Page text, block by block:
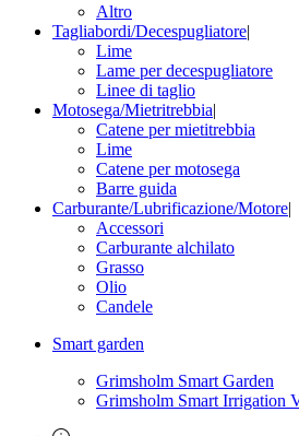
Altro
Tagliabordi/Decespugliatore|
Lime
Lame per decespugliatore
Linee di taglio
Motosega/Mietritrebbia|
Catene per mietitrebbia
Lime
Catene per motosega
Barre guida
Carburante/Lubrificazione/Motore|
Accessori
Carburante alchilato
Grasso
Olio
Candele
Smart garden
Grimsholm Smart Garden
Grimsholm Smart Irrigation